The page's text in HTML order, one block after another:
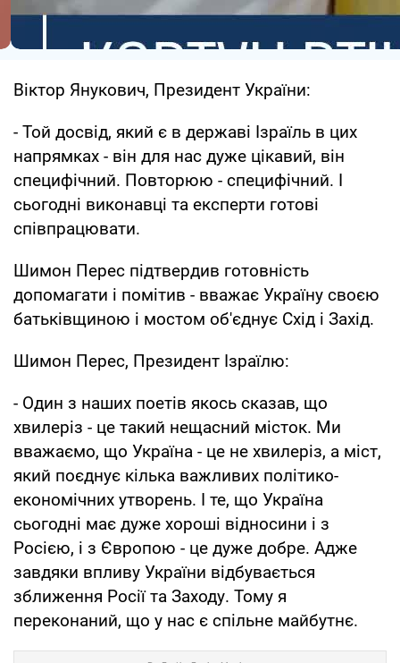
Віктор Янукович, Президент України:
- Той досвід, який є в державі Ізраїль в цих
напрямках - він для нас дуже цікавий, він
специфічний. Повторюю - специфічний. І
сьогодні виконавці та експерти готові
співпрацювати.
Шимон Перес підтвердив готовність
допомагати і помітив - вважає Україну своєю
батьківщиною і мостом об'єднує Схід і Захід.
Шимон Перес, Президент Ізраїлю:
- Один з наших поетів якось сказав, що
хвилеріз - це такий нещасний місток. Ми
вважаємо, що Україна - це не хвилеріз, а міст,
який поєднує кілька важливих політико-
економічних утворень. І те, що Україна
сьогодні має дуже хороші відносини і з
Росією, і з Європою - це дуже добре. Адже
завдяки впливу України відбувається
зближення Росії та Заходу. Тому я
переконаний, що у нас є спільне майбутнє.